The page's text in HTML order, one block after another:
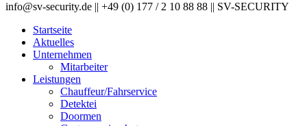
info@sv-security.de || +49 (0) 177 / 2 10 88 88 || SV-SECURITY
Startseite
Aktuelles
Unternehmen
Mitarbeiter
Leistungen
Chauffeur/Fahrservice
Detektei
Doormen